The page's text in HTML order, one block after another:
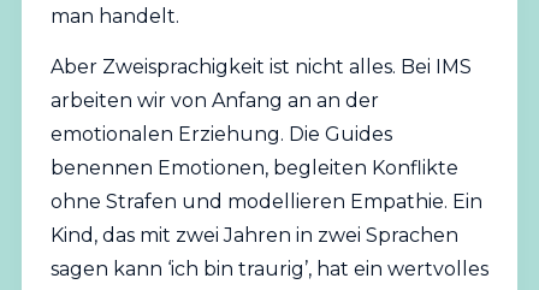
man handelt.
Aber Zweisprachigkeit ist nicht alles. Bei IMS
arbeiten wir von Anfang an an der
emotionalen Erziehung. Die Guides
benennen Emotionen, begleiten Konflikte
ohne Strafen und modellieren Empathie. Ein
Kind, das mit zwei Jahren in zwei Sprachen
sagen kann ‘ich bin traurig’, hat ein wertvolles